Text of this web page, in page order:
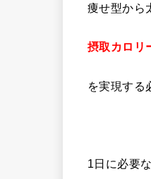
痩せ型から
摂取カロリ
を実現する
1日に必要